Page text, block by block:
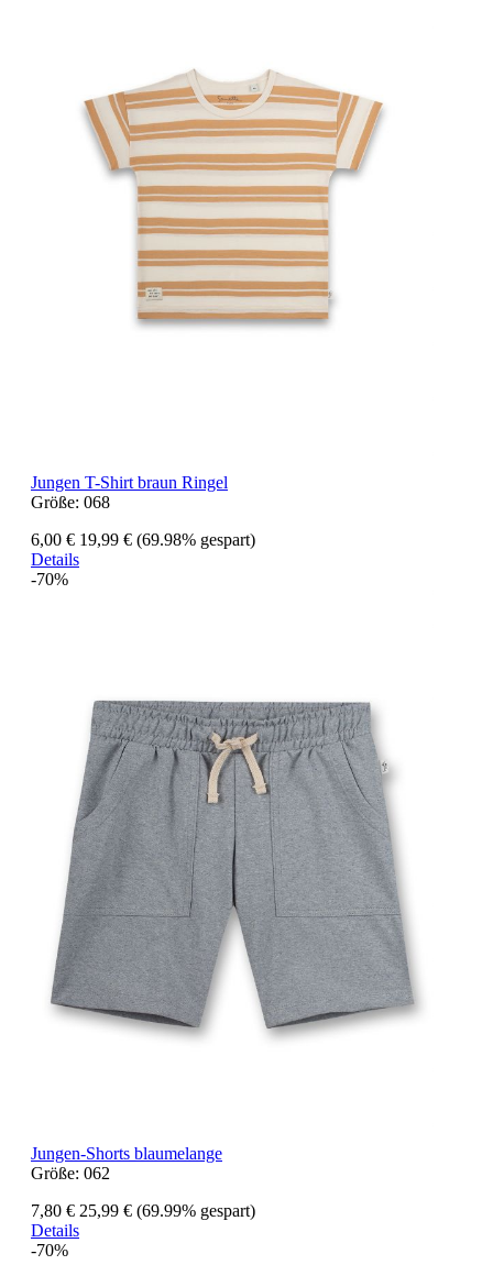
Jungen T-Shirt braun Ringel
Größe: 068
6,00 € 19,99 € (69.98% gespart)
Details
-70%
Jungen-Shorts blaumelange
Größe: 062
7,80 € 25,99 € (69.99% gespart)
Details
-70%